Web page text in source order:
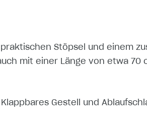
Stöpsel und einem
mit einer Länge von etwa 70
Gestell und